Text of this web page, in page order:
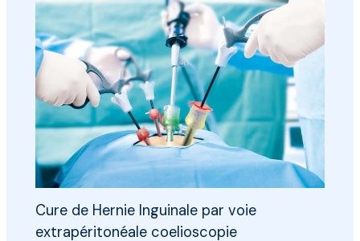
Cure de Hernie Inguinale par voie
extrapéritonéale coelioscopie